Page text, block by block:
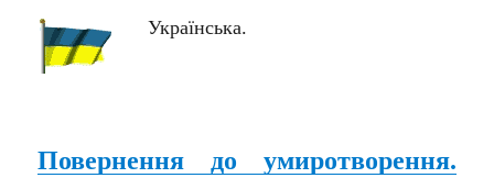
Українська.
Повернення до умиротворення.